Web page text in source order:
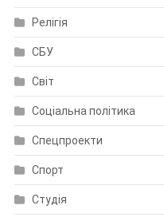
Релігія
СБУ
Світ
Соціальна політика
Спецпроекти
Спорт
Студія